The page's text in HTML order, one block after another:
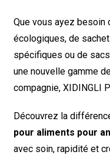
Que vous ayez besoin
écologiques, de
spécifiques ou de
une nouvelle gamme
compagnie, XIDINGLI
Découvrez la
pour aliments pour
avec soin, rapidité et